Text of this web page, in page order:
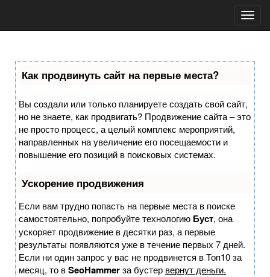
Как продвинуть сайт на первые места?
Вы создали или только планируете создать свой сайт,
но не знаете, как продвигать? Продвижение сайта – это
не просто процесс, а целый комплекс мероприятий,
направленных на увеличение его посещаемости и
повышение его позиций в поисковых системах.
Ускорение продвижения
Если вам трудно попасть на первые места в поиске
самостоятельно, попробуйте технологию Буст, она
ускоряет продвижение в десятки раз, а первые
результаты появляются уже в течение первых 7 дней.
Если ни один запрос у вас не продвинется в Топ10 за
месяц, то вSeoHammerза бустер вернут деньги.